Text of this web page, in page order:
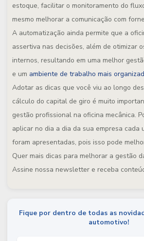
estoque, facilitar o monitoramento do
mesmo melhorar a comunicação com
A automatização ainda permite que a
assertiva nas decisões, além de otimizar
internos, resultando em uma melhor
e um ambiente de trabalho mais
Adotar as dicas que você viu ao longo
cálculo do capital de giro é muito
gestão profissional na oficina mecânica.
aplicar no dia a dia da sua empresa cada
foram apresentadas, pois isso pode
Quer mais dicas para melhorar a gestão
Assine nossa newsletter e receba
Fique por dentro de todas as
automotivo!